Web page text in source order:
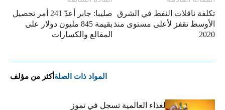
صليبا: جابر أعدّ 241 أمر تحصيل
بقيمة 845 مليون دولار على
المقالع والكسارات
تكلفة ناقلات النفط في الشرق
الأوسط تقفز لأعلى مستوى منذ
2020
المواد ذات الصلة أكثر من مؤلف
“الفاو”: أسعار الغذاء العالمية تسجل في تموز